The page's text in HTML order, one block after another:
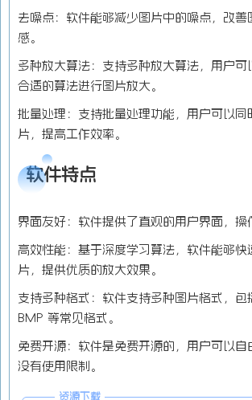
去噪点：软件能够减少图片中的噪点，改善
感。
多种放大算法：支持多种放大算法，用户可
合适的算法进行图片放大。
批量处理：支持批量处理功能，用户可以同
片，提高工作效率。
软件特点
界面友好：软件提供了直观的用户界面，操
高效性能：基于深度学习算法，软件能够快
片，提供优质的放大效果。
支持多种格式：软件支持多种图片格式，包
BMP 等常见格式。
免费开源：软件是免费开源的，用户可以自
没有使用限制。
资源下载